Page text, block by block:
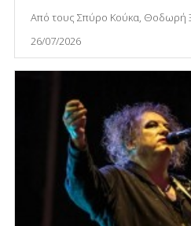
Από τους Σπύρο Κούκα, Θοδωρή
26/07/2026